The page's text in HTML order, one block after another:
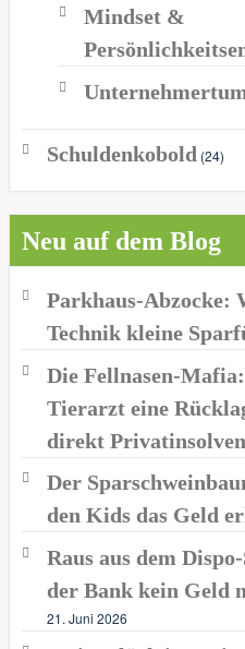
Mindset &
Schuldenkobold (24)
Neu auf dem Blog
Parkhaus-Abzocke:
Technik kleine
Die Fellnasen-
Tierarzt eine
direkt
Der
den Kids das Geld
Raus aus dem
der Bank kein Geld
21. Juni 2026